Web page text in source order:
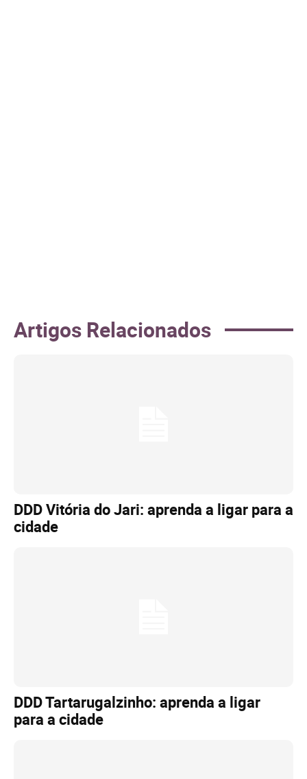
Artigos Relacionados
DDD Vitória do Jari: aprenda a ligar para a
cidade
DDD Tartarugalzinho: aprenda a ligar
para a cidade